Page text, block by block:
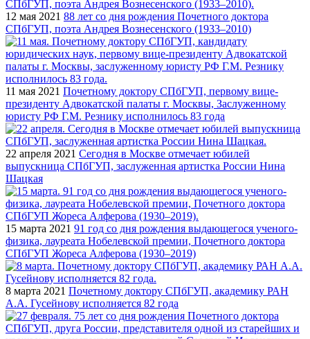
12 мая 2021 88 лет со дня рождения Почетного доктора
СПбГУП, поэта Андрея Вознесенского (1933–2010)
11 мая 2021 Почетному доктору СПбГУП, первому вице-
президенту Адвокатской палаты г. Москвы, Заслуженному
юристу РФ Г.М. Резнику исполнилось 83 года
22 апреля 2021 Сегодня в Москве отмечает юбилей
выпускница СПбГУП, заслуженная артистка России Нина
Шацкая
15 марта 2021 91 год со дня рождения выдающегося ученого-
физика, лауреата Нобелевской премии, Почетного доктора
СПбГУП Жореса Алферова (1930–2019)
8 марта 2021 Почетному доктору СПбГУП, академику РАН
А.А. Гусейнову исполняется 82 года